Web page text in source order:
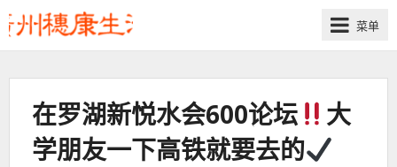
菜单
在罗湖新悦水会600论坛
大
学朋友一下高铁就要去的